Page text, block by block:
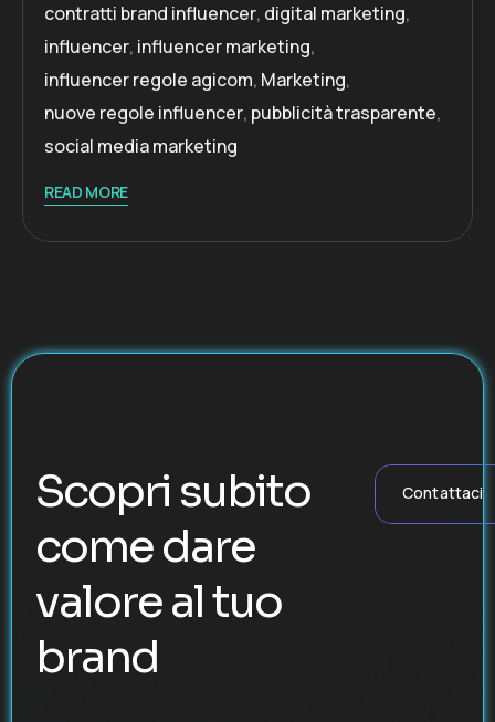
contratti brand influencer, digital marketing,
influencer, influencer marketing,
influencer regole agicom, Marketing,
nuove regole influencer, pubblicità trasparente,
social media marketing
READ MORE
Scopri subito
come dare
valore al tuo
brand
Contattaci